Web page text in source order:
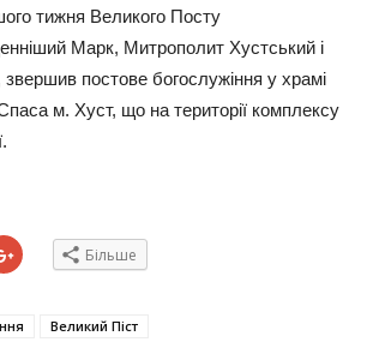
тижня Великого Посту
Марк, Митрополит Хустський і
звершив постове богослужіння у храмі
м. Хуст, що на території комплексу
Click
to
(Відкривається
у
Більше
Великий Піст